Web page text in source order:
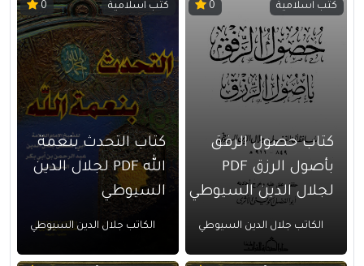
كتب اسلامية 0
كتاب حصول الرفق
بأصول الرزق PDF
لجلال الدين السيوطي
الكاتب جلال الدين السيوطي
كتب اسلامية 0
كتاب التحدث بنعمة
الله PDF لجلال الدين
السيوطي
الكاتب جلال الدين السيوطي